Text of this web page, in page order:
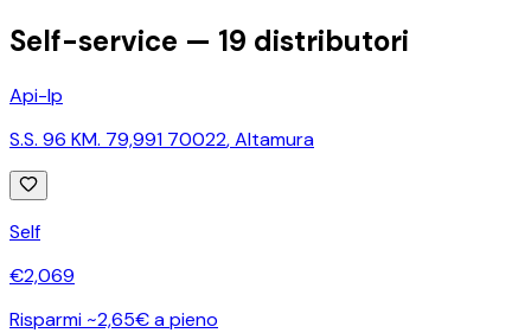
Self-service — 19 distributori
Api-Ip
S.S. 96 KM. 79,991 70022,Altamura
Self
€2,069
Risparmi ~2,65€ a pieno